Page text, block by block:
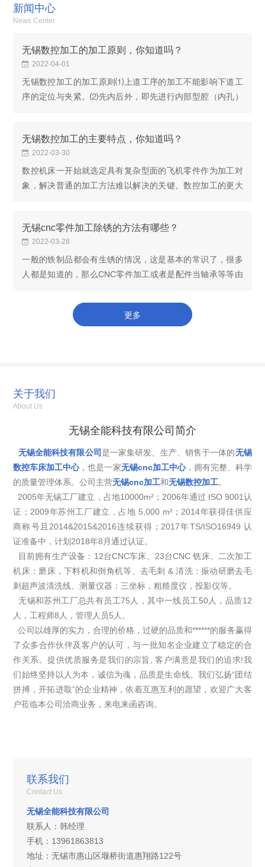
新闻中心
News Center
无锡数控加工的加工原则，你知道吗？
2022-04-01
无锡数控加工的加工原则⑴上道工序的加工不能影响下道工
序的定位与夹紧。⑵先内后外，即先进行内部型腔（内孔）
无锡数控加工的主要特点，你知道吗？
2022-03-30
数控机床一开始就选定具有复杂型面的飞机零件作为加工对
象，解决普通的加工方法难以解决的关键。数控加工的更大
无锡cnc零件加工除锈的方法有哪些？
2022-03-28
一般的铁制品都会有生锈的情况，这是基本的常识了，很多
人都是知道的，那么CNC零件加工或者是配件当轴承等等由
基本不能够用机械方法来处理，是用化学酸洗则会...
更多
关于我们
About Us
无锡全能科技有限公司简介
无锡全能科技有限公司 是一家集研发、生产、销售于一体的无锡
数控车床加工中心，也是一家无锡cnc加工中心，拥有完整、科学
的质量管理体系。公司主营无锡cnc加工和无锡数控加工。
2005年无锡工厂建立，占地10000m²；2006年通过 ISO 9001认
证；2009年苏州工厂建立，占地 5,000 m²；2014年获得佳供应
商称号且2014&2015&2016连续获得；2017年TS/ISO16949 认
证准备中，计划2018年8月通过认证。
目前拥有生产设备：12台CNC车床、23台CNC 铣床、二次加工
机床：磨床，下料机和倒角机等、去毛刺 & 清洗：振动研磨去毛
刺超声波清洗线、测量仪器：三坐标，粗糙度仪，投影仪等。
无锡和苏州工厂总共有员工75人，其中一线员工50人，品质12
人，工程师8人，管理人员5人。
公司以雄厚的实力，合理的价格，过硬的品质和******的服务赢得
了众多合作伙伴及客户的认可，与一批知名企业建立了稳定的合
作关系。提供优质服务是我们的宗旨, 客户满意是我们的追求!我
们始终坚持以人为本，诚信为魂，品质是生命线。我们弘扬“团结
拼搏，开拓进取”的企业精神，依着互惠互利的愿望，欢迎广大客
户莅临本公司洽商业务，来电来函咨询。
联系我们
Contact Us
无锡全能科技有限公司
联系人：韩经理
手机：13961863813
地址：无锡市惠山区堰桥街道惠翔路122号